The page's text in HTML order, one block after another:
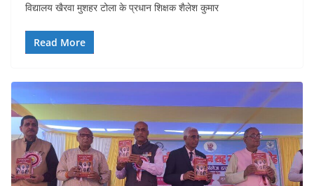
विद्यालय खैरवा मुशहर टोला के प्रधान शिक्षक शैलेश कुमार
Read More